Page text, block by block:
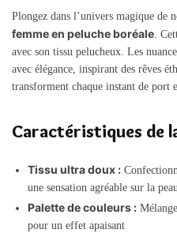
Plongez dans l’univers magique de
femme en peluche boréale.
avec son tissu pelucheux. Les
avec élégance, inspirant des rêves
transforment chaque instant de port
Caractéristiques de
Tissu ultra doux :
une sensation agréable sur la
Palette de couleurs :
pour un effet apaisant